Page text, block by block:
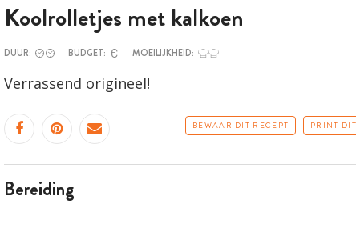
Koolrolletjes met kalkoen
DUUR: BUDGET: MOEILIJKHEID:
Verrassend origineel!
BEWAAR DIT RECEPT PRINT
bereiding